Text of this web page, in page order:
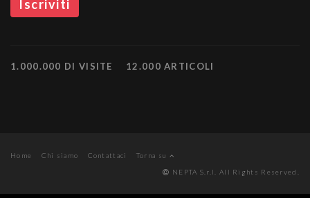
1.000.000 DI VISITE 12.000 ARTICOLI
Home Chi siamo Contattaci
Torna su
NEPTA S.r.l. All Rights Reserved.